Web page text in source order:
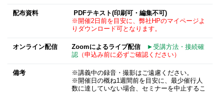
配布資料
PDFテキスト(印刷可・編集不可)
※開催2日前を目安に、弊社HPのマイページよ
りダウンロード可となります。
オンライン配信 Zoomによるライブ配信
►受講方法・接続確
認（申込み前に必ずご確認ください）
備考
※講義中の録音・撮影はご遠慮ください。
※開催日の概ね1週間前を目安に、最少催行人
数に達していない場合、セミナーを中止するこ